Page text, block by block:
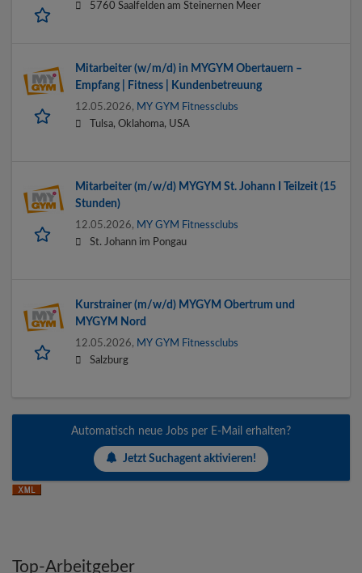
5760 Saalfelden am Steinernen Meer
Mitarbeiter (w/m/d) in MYGYM Obertauern –
Empfang | Fitness | Kundenbetreuung
12.05.2026, MY GYM Fitnessclubs
Tulsa, Oklahoma, USA
Mitarbeiter (m/w/d) MYGYM St. Johann I Teilzeit (15
Stunden)
12.05.2026, MY GYM Fitnessclubs
St. Johann im Pongau
Kurstrainer (m/w/d) MYGYM Obertrum und
MYGYM Nord
12.05.2026, MY GYM Fitnessclubs
Salzburg
Automatisch neue Jobs per E-Mail erhalten?
Jetzt Suchagent aktivieren!
Top-Arbeitgeber